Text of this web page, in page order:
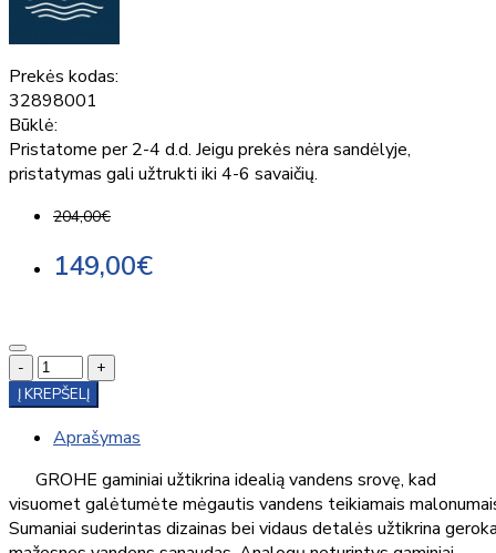
Prekės kodas:
32898001
Būklė:
Pristatome per 2-4 d.d. Jeigu prekės nėra sandėlyje,
pristatymas gali užtrukti iki 4-6 savaičių.
204,00€
149,00€
-
+
Į KREPŠELĮ
Aprašymas
GROHE gaminiai užtikrina idealią vandens srovę, kad
visuomet galėtumėte mėgautis vandens teikiamais
Sumaniai suderintas dizainas bei vidaus detalės užtikrina